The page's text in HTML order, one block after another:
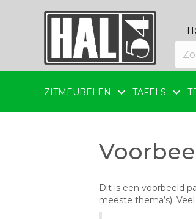
ZITMEUBELEN TAFELS
Dit is een voorbeeld
meeste thema’s).